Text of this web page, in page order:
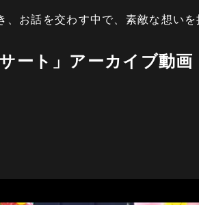
お話を交わす中で、素敵な想い
ート」アーカイブ動画